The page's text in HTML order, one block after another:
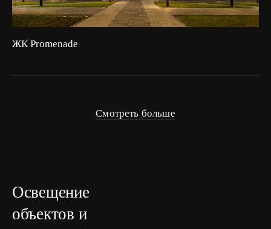
ЖК Promenade
Смотреть больше
Освещение
объектов и